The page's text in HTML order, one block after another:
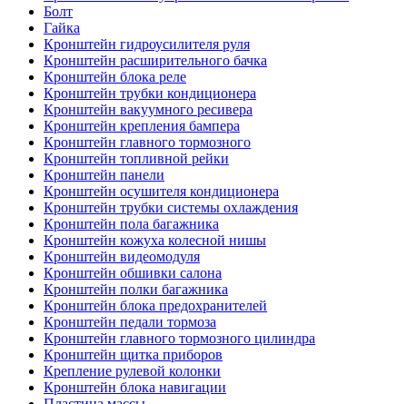
Болт
Гайка
Кронштейн гидроусилителя руля
Кронштейн расширительного бачка
Кронштейн блока реле
Кронштейн трубки кондиционера
Кронштейн вакуумного ресивера
Кронштейн крепления бампера
Кронштейн главного тормозного
Кронштейн топливной рейки
Кронштейн панели
Кронштейн осушителя кондиционера
Кронштейн трубки системы охлаждения
Кронштейн пола багажника
Кронштейн кожуха колесной нишы
Кронштейн видеомодуля
Кронштейн обшивки салона
Кронштейн полки багажника
Кронштейн блока предохранителей
Кронштейн педали тормоза
Кронштейн главного тормозного цилиндра
Кронштейн щитка приборов
Крепление рулевой колонки
Кронштейн блока навигации